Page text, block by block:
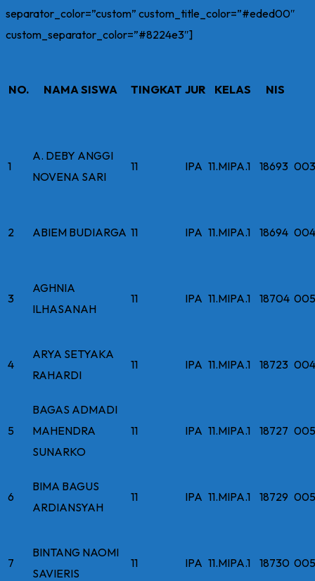
separator_color=”custom” custom_title_color=”#eded00″
custom_separator_color=”#8224e3″]
NO. NAMA SISWA TINGKAT JUR KELAS NIS
1
A. DEBY ANGGI
NOVENA SARI
11 IPA 11.MIPA.1 18693
2 ABIEM BUDIARGA 11 IPA 11.MIPA.1 18694
3
AGHNIA
ILHASANAH
11 IPA 11.MIPA.1 18704
4
ARYA SETYAKA
RAHARDI
11 IPA 11.MIPA.1 18723
5
BAGAS ADMADI
MAHENDRA
SUNARKO
11 IPA 11.MIPA.1 18727
6
BIMA BAGUS
ARDIANSYAH
11 IPA 11.MIPA.1 18729
7
BINTANG NAOMI
SAVIERIS
11 IPA 11.MIPA.1 18730